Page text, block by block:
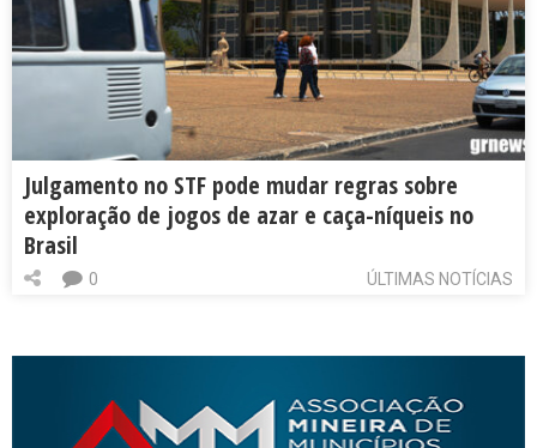
Julgamento no STF pode mudar regras sobre
exploração de jogos de azar e caça-níqueis no
Brasil
ÚLTIMAS NOTÍCIAS
0